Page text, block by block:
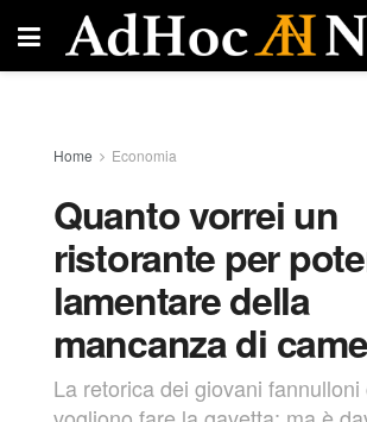
Home Economia
Quanto vorrei un
ristorante per
lamentare della
mancanza di
La retorica dei giovani fannulloni